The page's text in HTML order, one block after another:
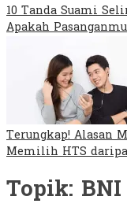
10 Tanda Suami
Apakah
Terungkap! Alasan
Memilih HTS
Topik: